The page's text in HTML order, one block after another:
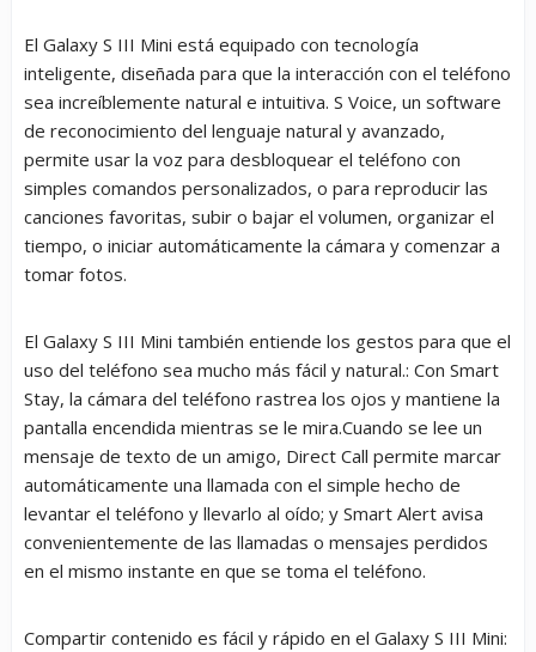
El Galaxy S III Mini está equipado con tecnología
inteligente, diseñada para que la interacción con el teléfono
sea increíblemente natural e intuitiva. S Voice, un software
de reconocimiento del lenguaje natural y avanzado,
permite usar la voz para desbloquear el teléfono con
simples comandos personalizados, o para reproducir las
canciones favoritas, subir o bajar el volumen, organizar el
tiempo, o iniciar automáticamente la cámara y comenzar a
tomar fotos.
El Galaxy S III Mini también entiende los gestos para que el
uso del teléfono sea mucho más fácil y natural.: Con Smart
Stay, la cámara del teléfono rastrea los ojos y mantiene la
pantalla encendida mientras se le mira.Cuando se lee un
mensaje de texto de un amigo, Direct Call permite marcar
automáticamente una llamada con el simple hecho de
levantar el teléfono y llevarlo al oído; y Smart Alert avisa
convenientemente de las llamadas o mensajes perdidos
en el mismo instante en que se toma el teléfono.
Compartir contenido es fácil y rápido en el Galaxy S III Mini: